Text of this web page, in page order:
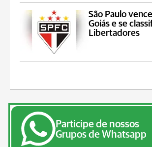
São Paulo
Goiás e se
Libertadores
Participe de nossos
Grupos de Whatsapp